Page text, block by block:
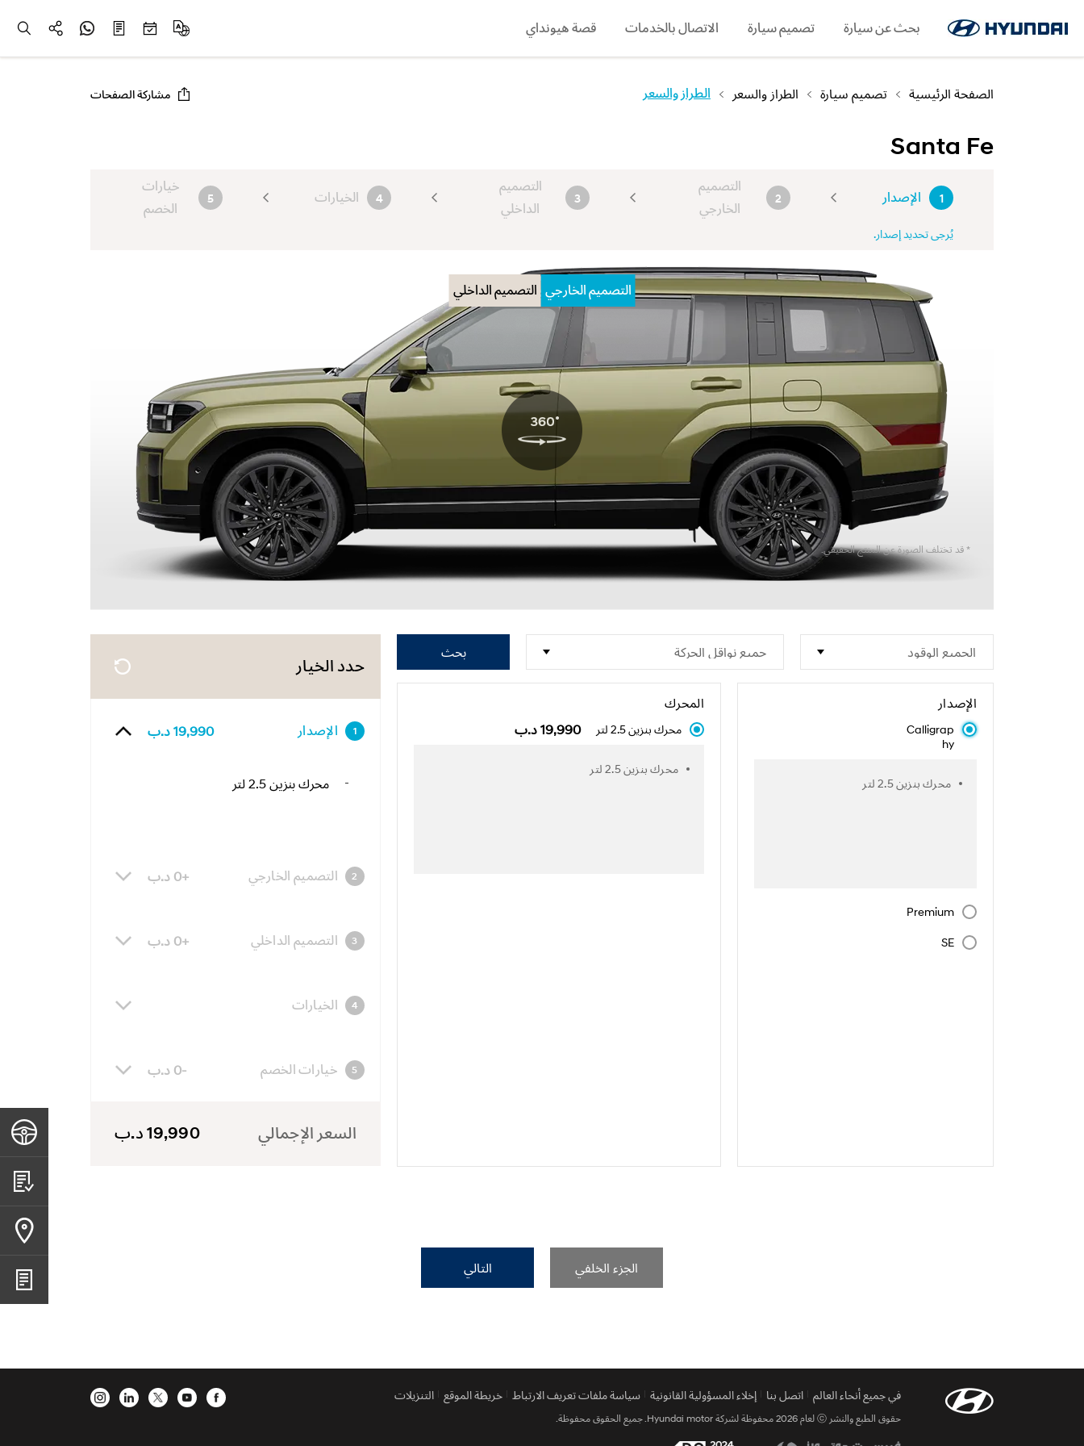
بحث عن سيارة تصميم سيارة الاتصال بالخدمات قصة هيونداي اللغة حجز الخدمةاطلب كتيبًاWhatsApp
SNS page
الصفحة الرئيسية تصميم سيارة الطراز والسعر الطراز والسعر مشاركة الصفحات
Santa Fe
1 الإصدار 2
التصميم
الخارجي
3
التصميم
الداخلي
4 الخيارات 5
خيارات
الخصم
يُرجى تحديد إصدار.
التصميم الخارجي التصميم الداخلي
* قد تختلف الصورة عن المنتج الحقيقي.
بحث
الإصدار
Calligrap
hy
محرك بنزين 2.5 لتر
Premium
SE
المحرك
محرك بنزين 2.5 لتر 19,990 د.ب
محرك بنزين 2.5 لتر
حدد الخيار
1 الإصدار 19,990 د.ب
محرك بنزين 2.5 لتر
2 التصميم الخارجي +0 د.ب
3 التصميم الداخلي +0 د.ب
4 الخيارات
5 خيارات الخصم -0 د.ب
السعر الإجمالي 19,990 د.ب
الجزء الخلفي التالي
في جميع أنحاء العالم اتصل بنا إخلاء المسؤولية القانونية سياسة ملفات تعريف الارتباط خريطة الموقع التنزيلات
حقوق الطبع والنشر ⓒ لعام 2026 محفوظة لشركة Hyundai motor. جميع الحقوق محفوظة.